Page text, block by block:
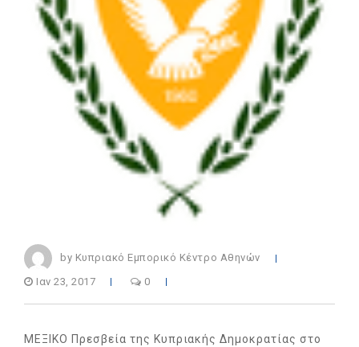
by Κυπριακό Εμπορικό Κέντρο Αθηνών
Ιαν 23, 2017 0
ΜΕΞΙΚΟ Πρεσβεία της Κυπριακής Δημοκρατίας στο